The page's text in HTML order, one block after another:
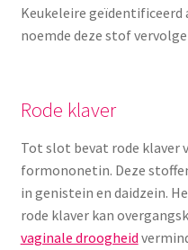
Keukeleire
noemde deze stof
Rode klaver
Tot slot bevat rode klaver
formononetin. Deze
in genistein en daidzein.
rode klaver kan
vaginale droogheid